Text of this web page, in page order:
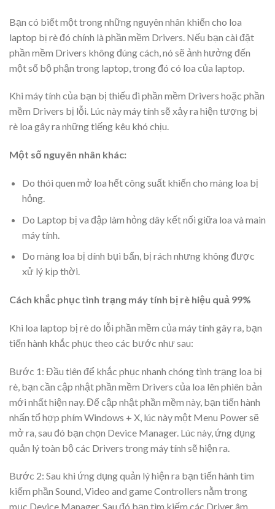
Bạn có biết một trong những nguyên nhân khiến cho loa
laptop bị rè đó chính là phần mềm Drivers. Nếu bạn cài đặt
phần mềm Drivers không đúng cách, nó sẽ ảnh hưởng đến
một số bộ phận trong laptop, trong đó có loa của laptop.
Khi máy tính của bạn bị thiếu đi phần mềm Drivers hoặc phần
mềm Drivers bị lỗi. Lúc này máy tính sẽ xảy ra hiện tượng bị
rè loa gây ra những tiếng kêu khó chịu.
Một số nguyên nhân khác:
Do thói quen mở loa hết công suất khiến cho màng loa bị
hỏng.
Do Laptop bị va đập làm hỏng dây kết nối giữa loa và main
máy tính.
Do màng loa bị dính bụi bẩn, bị rách nhưng không được
xử lý kịp thời.
Cách khắc phục tình trạng máy tính bị rè hiệu quả 99%
Khi loa laptop bị rè do lỗi phần mềm của máy tính gây ra, bạn
tiến hành khắc phục theo các bước như sau:
Bước 1: Đầu tiên để khắc phục nhanh chóng tình trạng loa bị
rè, bạn cần cập nhật phần mềm Drivers của loa lên phiên bản
mới nhất hiện nay. Để cập nhật phần mềm này, bạn tiến hành
nhấn tổ hợp phím Windows + X, lúc này một Menu Power sẽ
mở ra, sau đó bạn chọn Device Manager. Lúc này, ứng dụng
quản lý toàn bộ các Drivers trong máy tính sẽ hiện ra.
Bước 2: Sau khi ứng dụng quản lý hiện ra bạn tiến hành tìm
kiếm phần Sound, Video and game Controllers nằm trong
mục Device Manager. Sau đó bạn tìm kiếm các Driver âm